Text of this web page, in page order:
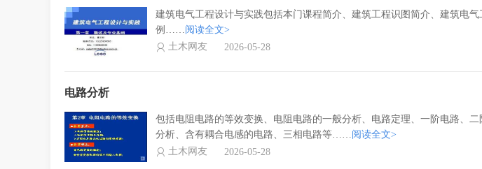
建筑电气工程设计与实践包括本门课程简介、建筑工程识图简介、建筑电
例……阅读全文>
土木网友
2026-05-28
电路分析
包括电阻电路的等效变换、电阻电路的一般分析、电路定理、一阶电路、
分析、含有耦合电感的电路、三相电路等……阅读全文>
土木网友
2026-05-28